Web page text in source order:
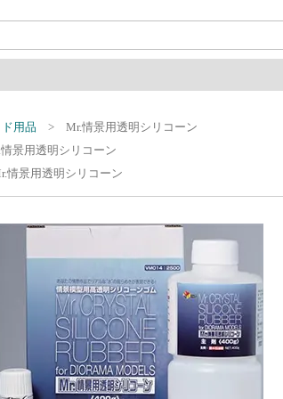
・オプション レイアウト・ジオラマ類
用品
Mr.情景用透明シリコーン
景用透明シリコーン
情景用透明シリコーン